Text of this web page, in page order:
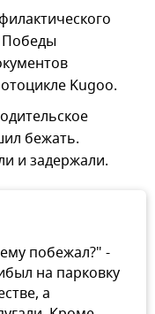
Победы
Kugoo.
бежать.
и задержали.
побежал?" -
на парковку
а